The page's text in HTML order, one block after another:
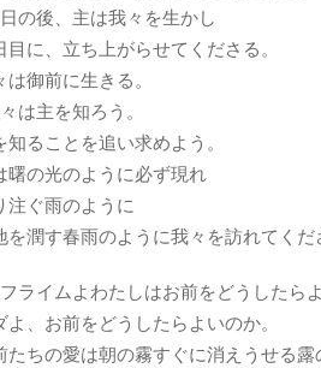
の後、主は我々を生かし
目に、立ち上がらせてくださる。
は御前に生きる。
は主を知ろう。
知ることを追い求めよう。
曙の光のように必ず現れ
注ぐ雨のように
を潤す春雨のように我々を訪れてくだ
ライムよわたしはお前をどうしたらよ
よ、お前をどうしたらよいのか。
たちの愛は朝の霧すぐに消えうせる露